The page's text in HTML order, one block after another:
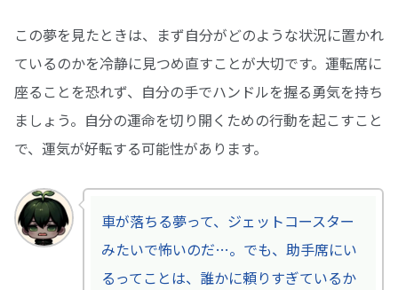
この夢を見たときは、まず自分がどのような状況に置かれ
ているのかを冷静に見つめ直すことが大切です。運転席に
座ることを恐れず、自分の手でハンドルを握る勇気を持ち
ましょう。自分の運命を切り開くための行動を起こすこと
で、運気が好転する可能性があります。
車が落ちる夢って、ジェットコースター
みたいで怖いのだ…。でも、助手席にい
るってことは、誰かに頼りすぎているか